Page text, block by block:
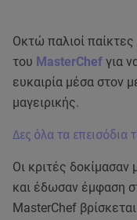
Οκτώ παλιοί
του MasterChef για
ευκαιρία μέσα στον
μαγειρικής.
Δες όλα τα επεισόδια
Οι κριτές
και έδωσαν έμφαση
MasterChef